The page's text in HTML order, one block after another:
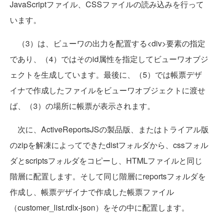
JavaScriptファイル、CSSファイルの読み込みを行って
います。
（3）は、ビューワの出力を配置する<div>要素の指定
であり、（4）ではそのid属性を指定してビューワオブジ
ェクトを生成しています。最後に、（5）では帳票デザ
イナで作成したファイルをビューワオブジェクトに渡せ
ば、（3）の場所に帳票が表示されます。
次に、ActiveReportsJSの製品版、またはトライアル版
のzipを解凍によってできたdistフォルダから、cssフォル
ダとscriptsフォルダをコピーし、HTMLファイルと同じ
階層に配置します。そして同じ階層にreportsフォルダを
作成し、帳票デザイナで作成した帳票ファイル
（customer_list.rdlx-json）をその中に配置します。